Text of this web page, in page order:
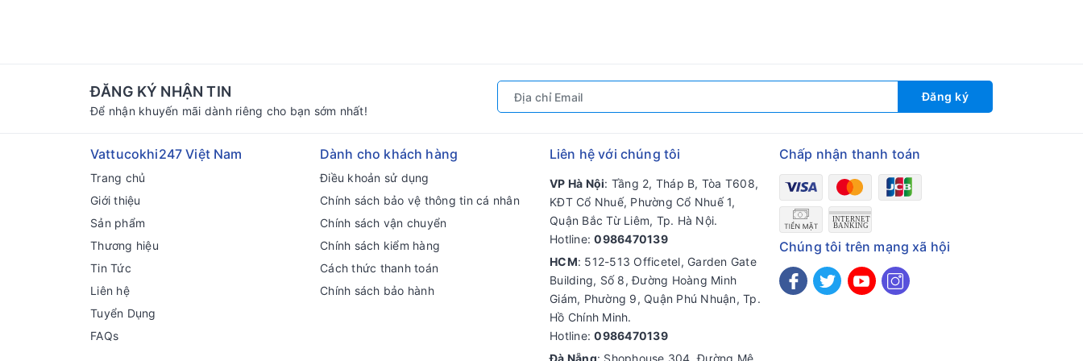
ĐĂNG KÝ NHẬN TIN
Để nhận khuyến mãi dành riêng cho bạn sớm nhất!
Đăng ký
Vattucokhi247 Việt Nam
Trang chủ
Giới thiệu
Sản phẩm
Thương hiệu
Tin Tức
Liên hệ
Tuyển Dụng
FAQs
Dành cho khách hàng
Điều khoản sử dụng
Chính sách bảo vệ thông tin cá nhân
Chính sách vận chuyển
Chính sách kiểm hàng
Cách thức thanh toán
Chính sách bảo hành
Liên hệ với chúng tôi
VP Hà Nội: Tầng 2, Tháp B, Tòa T608,
KĐT Cổ Nhuế, Phường Cổ Nhuế 1,
Quận Bắc Từ Liêm, Tp. Hà Nội.
Hotline:0986470139
HCM: 512-513 Officetel, Garden Gate
Building, Số 8, Đường Hoàng Minh
Giám, Phường 9, Quận Phú Nhuận, Tp.
Hồ Chính Minh.
Hotline:0986470139
Chấp nhận thanh toán
Chúng tôi trên mạng xã hội